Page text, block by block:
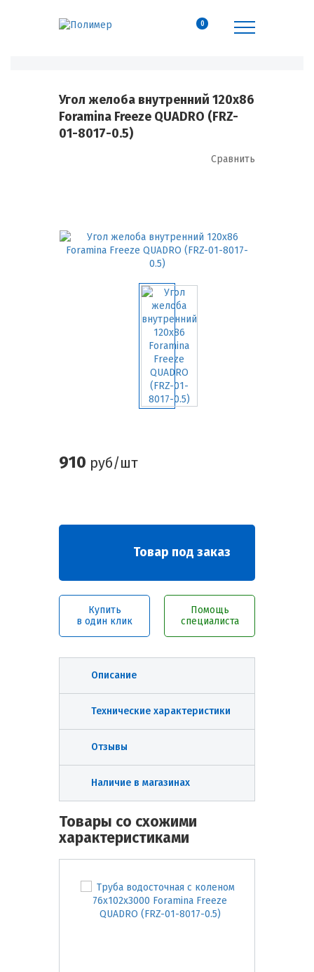
0
Угол желоба внутренний 120х86
Foramina Freeze QUADRO (FRZ-
01-8017-0.5)
Сравнить
910 руб/шт
Товар под заказ
Купить
в один клик
Помощь
специалиста
Описание
Технические характеристики
Отзывы
Наличие в магазинах
Товары со схожими
характеристиками